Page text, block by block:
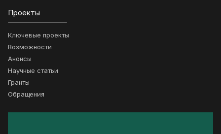
Проекты
Ключевые проекты
Возможности
Анонсы
Научные статьи
Гранты
Обращения